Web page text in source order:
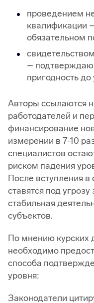
проведением
квалификации
обязательном
–
пригодность
Авторы ссылаются
работодателей и
финансирование
измерении в 7-10
специалистов
риском падения
После вступления
ставятся под
стабильная
субъектов.
По мнению курских
необходимо
способа
уровня:
Законодатели